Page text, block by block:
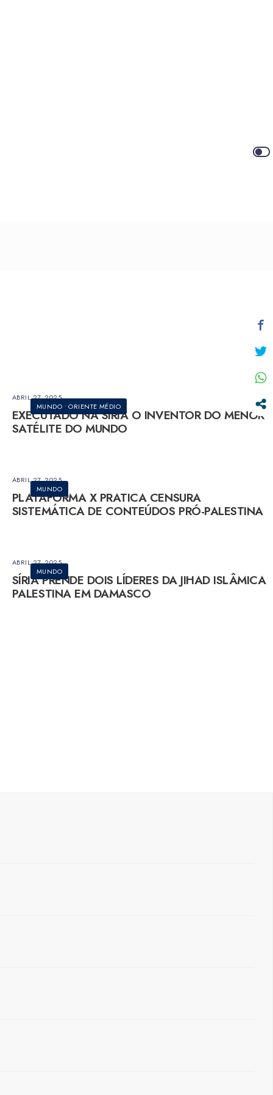
MUNDO •ORIENTE MÉDIO
ABRIL 27, 2025
EXECUTADO NA SÍRIA O INVENTOR DO MENOR
SATÉLITE DO MUNDO
MUNDO
ABRIL 27, 2025
PLATAFORMA X PRATICA CENSURA
SISTEMÁTICA DE CONTEÚDOS PRÓ-PALESTINA
MUNDO
ABRIL 27, 2025
SÍRIA PRENDE DOIS LÍDERES DA JIHAD ISLÂMICA
PALESTINA EM DAMASCO